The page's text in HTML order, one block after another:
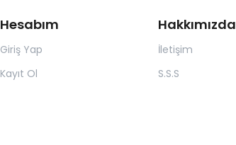
Hesabım
Giriş Yap
Kayıt Ol
Hakkımızda
İletişim
S.S.S